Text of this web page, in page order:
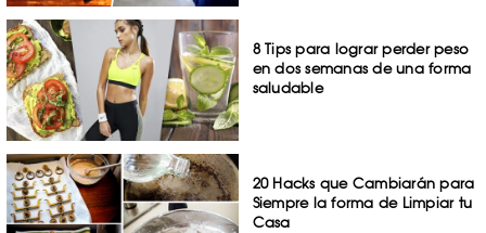
8 Tips para lograr perder peso
en dos semanas de una forma
saludable
20 Hacks que Cambiarán para
Siempre la forma de Limpiar tu
Casa